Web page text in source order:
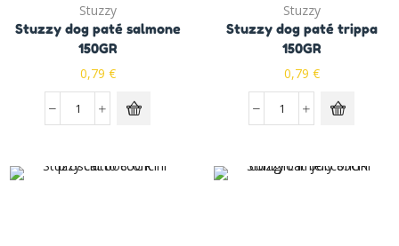
Stuzzy
Stuzzy dog paté salmone
150GR
0,79 €
Stuzzy
Stuzzy dog paté trippa
150GR
0,79 €